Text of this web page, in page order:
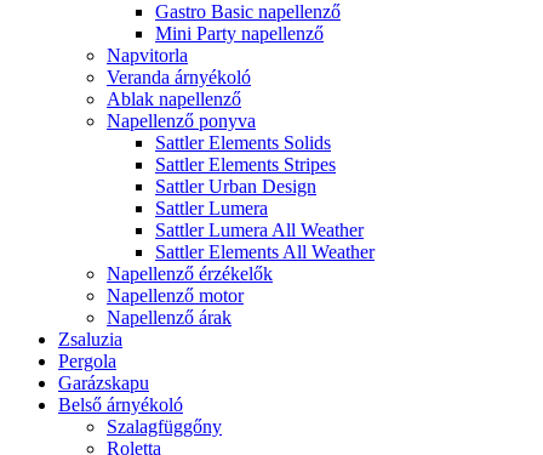
Gastro Basic napellenző
Mini Party napellenző
Napvitorla
Veranda árnyékoló
Ablak napellenző
Napellenző ponyva
Sattler Elements Solids
Sattler Elements Stripes
Sattler Urban Design
Sattler Lumera
Sattler Lumera All Weather
Sattler Elements All Weather
Napellenző érzékelők
Napellenző motor
Napellenző árak
Zsaluzia
Pergola
Garázskapu
Belső árnyékoló
Szalagfüggőny
Roletta